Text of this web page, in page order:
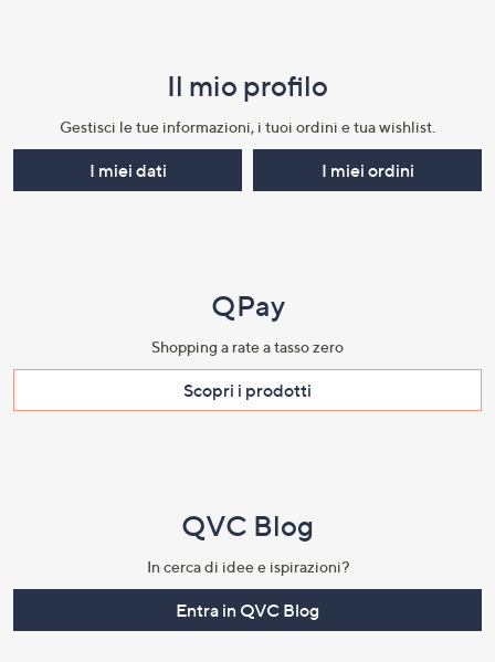
Il mio profilo​
Gestisci le tue informazioni, i tuoi ordini e tua wishlist.​
I miei dati I miei ordini
QPay
Shopping a rate a tasso zero​
Scopri i prodotti​
QVC Blog
In cerca di idee e ispirazioni?
Entra in QVC Blog